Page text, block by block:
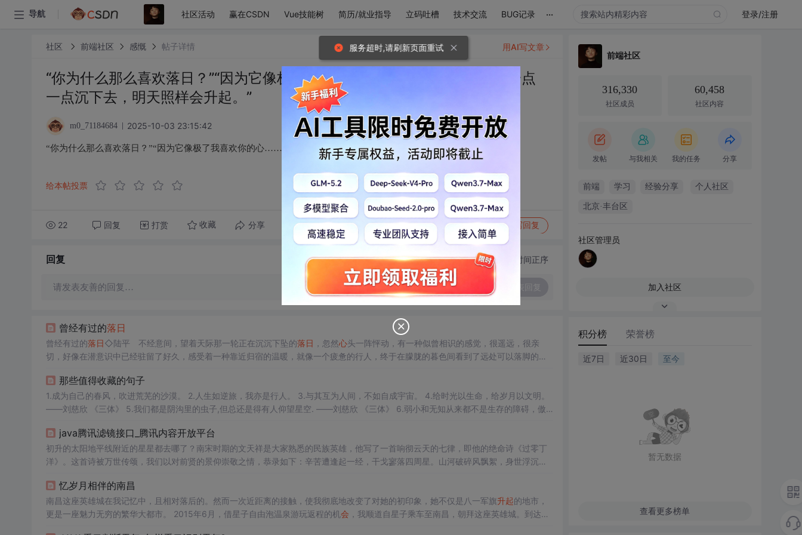
导航 社区活动 赢在CSDN Vue技能树 简历/就业指导 立码吐槽 技术交流 BUG记录 ... 登录/注册
社区 前端社区 感慨 帖子详情
“你为什么那么喜欢落日？”“因为它像极了我喜欢你的心……”“嗯？”“就算会一点
一点沉下去，明天照样会升起。”
m0_71184684 2025-10-03 23:15:42
“你为什么那么喜欢落日？”“因为它像极了我喜欢你的心……”“嗯？”“就算会一点一点沉下去，明天照样会升起。”
给本帖投票
22 回复 打赏 收藏 分享 转发到动态 举报 写回复
用AI写文章
回复 切换为时间正序
请发表友善的回复…
曾经有过的落日
曾经有过的落日◇陆平 不经意间，望着天际那一轮正在沉沉下坠的落日 ，忽然心头一阵怦动，有一种似曾相识的感觉，很遥远，很亲
切，好像在潜意识中已经驻留了好久，感受着一种靠近归宿的温暖，就像一个疲惫的行人，终于在朦胧的暮色间看到了远处可以落脚的村
中确实有过那样的一刻，扶着把
那些值得收藏的句子
1.成为自己的春风，吹进荒芜的沙漠。 2.人生如逆旅，我亦是行人。 3.与其互为人间，不如自成宇宙。 4.给时光以生命，给岁月以文明。
——刘慈欣 《三体》 5.我们都是阴沟里的虫子,但总还是得有人仰望星空. ——刘慈欣 《三体》 6.弱小和无知从来都不是生存的障碍，傲
java腾讯滤镜接口_腾讯内容开放平台
初升的太阳地平线附近的星星都去哪了？南宋时期的文天祥是大家熟悉的民族英雄，他写了一首响彻云天的七律，即他的绝命诗《过零丁
洋》。这首诗被万世传颂，我们以对前贤的景仰崇敬之情，恭录如下：辛苦遭逢起一经，干戈寥落四周星。山河破碎风飘絮，身世浮沉雨
寥无几，犹如四周地平线上的恒星一般稀少...
忆岁月相伴的南昌
南昌这座英雄城在我记忆中，且相对落后的。然而一次近距离的接触，使我彻底地改变了对她的初印象，她不仅是八一军旗升起的地市，
更是一座魅力无穷的繁华大都市。 2015年6月，借星子自由泡温泉游玩返程的机会 ，我顺道自星子乘车至南昌，朝拜这座英雄城。到达南
前端社区
316,330
社区成员
60,458
社区内容
发帖 与我相关 我的任务 分享
前端 学习 经验分享 个人社区
北京·丰台区
社区管理员
加入社区
积分榜 荣誉榜
近7日 近30日 至今
暂无数据
查看更多榜单
服务超时,请刷新页面重试